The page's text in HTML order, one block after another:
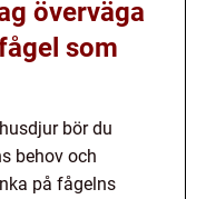
överväga
som
bör du
behov och
på fågelns